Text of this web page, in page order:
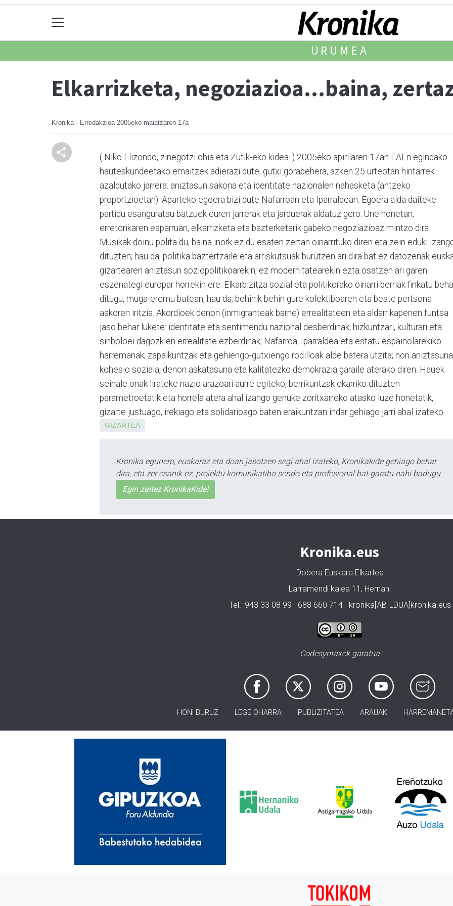
URUMEA
Elkarrizketa, negoziazioa...baina,
Kronika - Erredakzioa 2005eko maiatzaren 17a
( Niko Elizondo, zinegotzi ohia eta Zutik-eko kidea. ) 2005eko apirilaren 17an EAEn egindako
hauteskundeetako emaitzek adierazi dute, gutxi gorabehera, azken 25 urteotan hiritarrek
azaldutako jarrera: aniztasun sakona eta identitate nazionalen nahasketa (antzeko
proportzioetan). Aparteko egoera bizi dute Nafarroan eta Iparraldean. Egoera alda daiteke
partidu esanguratsu batzuek euren jarrerak eta jarduerak aldatuz gero. Une honetan,
erretorikaren esparruan, elkarrizketa eta bazterketarik gabeko negoziazioaz mintzo dira.
Musikak doinu polita du, baina inork ez du esaten zertan oinarrituko diren eta zein eduki
dituzten; hau da, politika baztertzaile eta arriskutsuak burutzen ari dira bat ez datozenak
gizartearen aniztasun soziopolitikoarekin, ez modernitatearekin ezta osatzen ari garen
eszenategi europar horrekin ere. Elkarbizitza sozial eta politikorako oinarri berriak finkatu
ditugu, muga-eremu batean, hau da, behinik behin gure kolektiboaren eta beste pertsona
askoren iritzia. Akordioek denon (inmigranteak barne) errealitateen eta aldarrikapenen funtsa
jaso behar lukete: identitate eta sentimendu nazional desberdinak; hizkuntzari, kulturari eta
sinboloei dagozkien errealitate ezberdinak; Nafarroa, Iparraldea eta estatu espainolarekiko
harremanak; zapalkuntzak eta gehiengo-gutxiengo rodilloak alde batera utzita; non
kohesio soziala, denon askatasuna eta kalitatezko demokrazia garaile aterako diren. Hauek
seinale onak lirateke nazio arazoari aurre egiteko, berrikuntzak ekarriko dituzten
parametroetatik eta horrela atera ahal izango genuke zoritxarreko atasko luze honetatik,
gizarte justuago, irekiago eta solidarioago baten eraikuntzan indar gehiago jarri ahal izateko.
GIZARTEA
Kronika egunero, euskaraz eta doan jasotzen segi ahal izateko, Kronikakide gehiago behar
dira, eta zer esanik ez, proiektu komunikatibo sendo eta profesional bat garatu nahi badugu.
Egin zaitez KronikaKide!
Kronika.eus
Dobera Euskara Elkartea
Larramendi kalea 11, Hernani
Tel.: 943 33 08 99 · 688 660 714 · kronika[ABILDUA]kronika.eus
Codesyntaxek garatua
HONI BURUZ LEGE OHARRA PUBLIZITATEA ARAUAK